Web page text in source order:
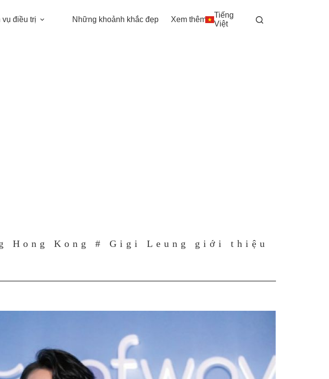
vụ điều trị Những khoảnh khắc đẹp Xem thêm
Tiếng
Việt
Hong Kong # Gigi Leung giới thiệu